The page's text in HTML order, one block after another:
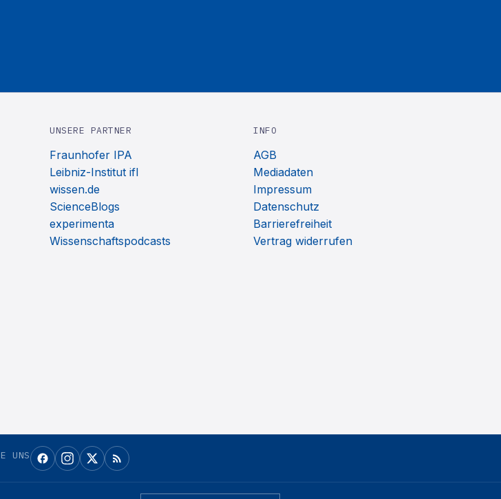
UNSERE PARTNER
Fraunhofer IPA
Leibniz-Institut ifl
wissen.de
ScienceBlogs
experimenta
Wissenschaftspodcasts
INFO
AGB
Mediadaten
Impressum
Datenschutz
Barrierefreiheit
Vertrag widerrufen
UNS